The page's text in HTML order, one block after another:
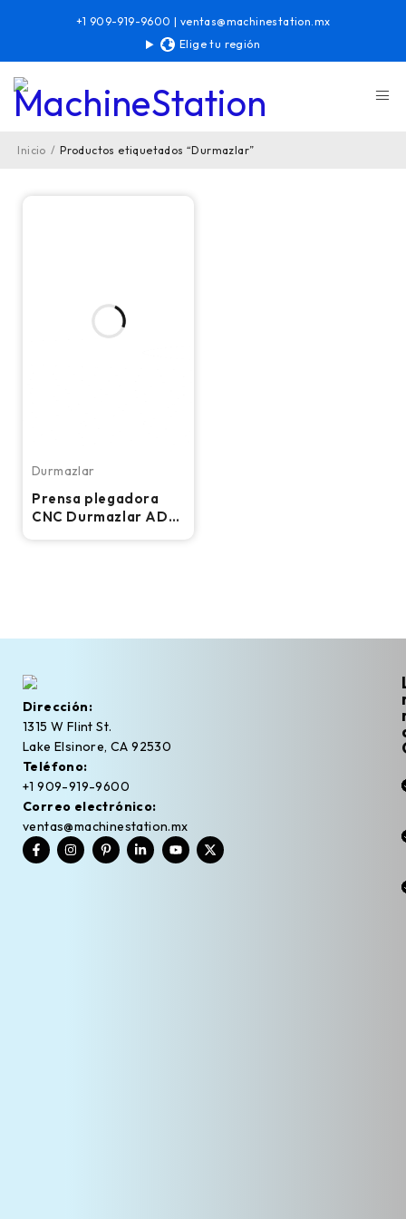
Elige tu región
+1 909-919-9600 | ventas@machinestation.mx
Inicio / Productos etiquetados “Durmazlar”
Durmazlar
Prensa plegadora
CNC Durmazlar AD-S
Dirección:
1315 W Flint St.
Lake Elsinore, CA 92530
Teléfono:
+1 909-919-9600
Correo electrónico:
ventas@machinestation.mx